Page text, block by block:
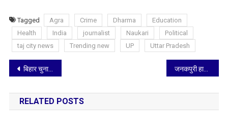
Tagged Agra Crime Dharma
Education
Health
India journalist Naukari
Political
taj city news
Trending new UP Uttar Pradesh
Post
navigation
बिहार चुनाव को चुनौती देने वाली जन सुराज की याचिका खारिज, सुप्रीम कोर्ट ने कहा- चुनाव हारे तो लोकप्रियता के लिए कोर्ट आ गए… जनकपुरी हादसे पर राहुल गांधी का बड़ा बयान— यह दुर्घटना नहीं हत्या है, जवाबदेही से भाग रही सत्ता
RELATED POSTS